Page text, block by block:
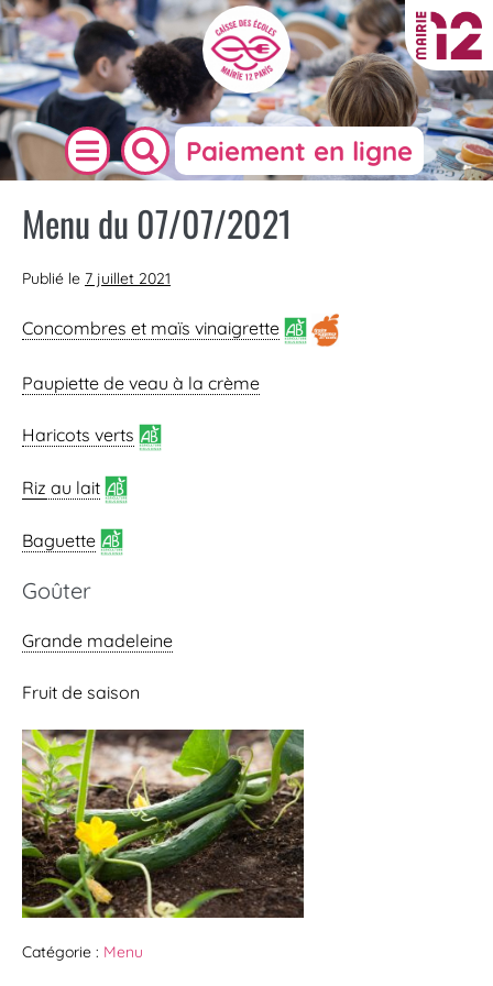
Paiement en ligne
Menu du 07/07/2021
Publié le 7 juillet 2021
Concombres et maïs vinaigrette
Paupiette de veau à la crème
Haricots verts
Riz au lait
Baguette
Goûter
Grande madeleine
Fruit de saison
Catégorie : Menu